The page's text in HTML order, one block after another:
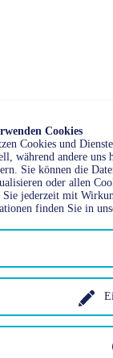
Cookies
Cookies und
während andere
Sie können die
oder allen
Sie jederzeit mit
finden Sie in